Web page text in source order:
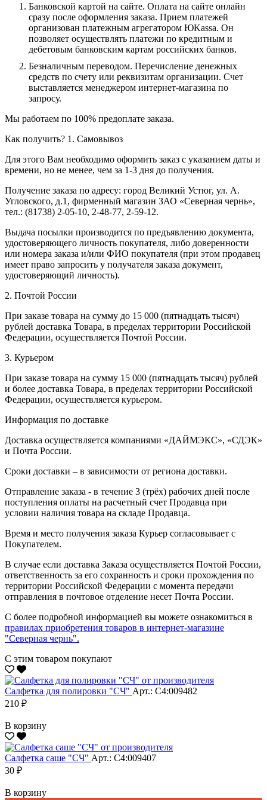
Банковской картой на сайте. Оплата на сайте онлайн
сразу после оформления заказа. Прием платежей
организован платежным агрегатором ЮKassa. Он
позволяет осуществлять платежи по кредитным и
дебетовым банковским картам российских банков.
Безналичным переводом. Перечисление денежных
средств по счету или реквизитам организации. Счет
выставляется менеджером интернет-магазина по
запросу.
Мы работаем по 100% предоплате заказа.
Как получить? 1. Самовывоз
Для этого Вам необходимо оформить заказ с указанием даты и
времени, но не менее, чем за 1-3 дня до получения.
Получение заказа по адресу: город Великий Устюг, ул. А.
Угловского, д.1, фирменный магазин ЗАО «Северная чернь»,
тел.: (81738) 2-05-10, 2-48-77, 2-59-12.
Выдача посылки производится по предъявлению документа,
удостоверяющего личность покупателя, либо доверенности
или номера заказа и/или ФИО покупателя (при этом продавец
имеет право запросить у получателя заказа документ,
удостоверяющий личность).
2. Почтой России
При заказе товара на сумму до 15 000 (пятнадцать тысяч)
рублей доставка Товара, в пределах территории Российской
Федерации, осуществляется Почтой России.
3. Курьером
При заказе товара на сумму 15 000 (пятнадцать тысяч) рублей
и более доставка Товара, в пределах территории Российской
Федерации, осуществляется курьером.
Информация по доставке
Доставка осуществляется компаниями «ДАЙМЭКС», «СДЭК»
и Почта России.
Сроки доставки – в зависимости от региона доставки.
Отправление заказа - в течение 3 (трёх) рабочих дней после
поступления оплаты на расчетный счет Продавца при
условии наличия товара на складе Продавца.
Время и место получения заказа Курьер согласовывает с
Покупателем.
В случае если доставка Заказа осуществляется Почтой России,
ответственность за его сохранность и сроки прохождения по
территории Российской Федерации с момента передачи
отправления в почтовое отделение несет Почта России.
С более подробной информацией вы можете ознакомиться в
правилах приобретения товаров в интернет-магазине
"Северная чернь".
С этим товаром покупают
Салфетка для полировки "CЧ" Арт.: С4:009482
210 ₽
В корзину
Салфетка саше "CЧ" Арт.: С4:009407
30 ₽
В корзину